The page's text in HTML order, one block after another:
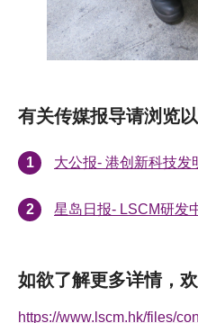
有关传媒报导请浏览
大公报- 港创新科技发
星岛日报- LSCM研发
如欲了解更多详情，
https://www.lscm.hk/files/